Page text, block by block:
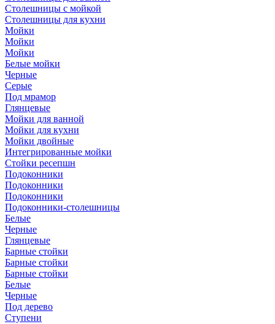
Столешницы с мойкой
Столешницы для кухни
Мойки
Мойки
Мойки
Белые мойки
Черные
Серые
Под мрамор
Глянцевые
Мойки для ванной
Мойки для кухни
Мойки двойные
Интегрированные мойки
Стойки ресепшн
Подоконники
Подоконники
Подоконники
Подоконники-столешницы
Белые
Черные
Глянцевые
Барные стойки
Барные стойки
Барные стойки
Белые
Черные
Под дерево
Ступени